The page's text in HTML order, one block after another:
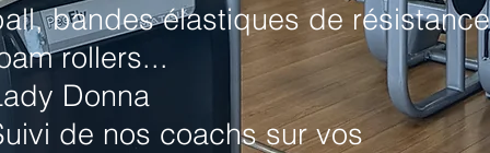
bandes élastiques de
rollers...
Donna
de nos coachs sur vos